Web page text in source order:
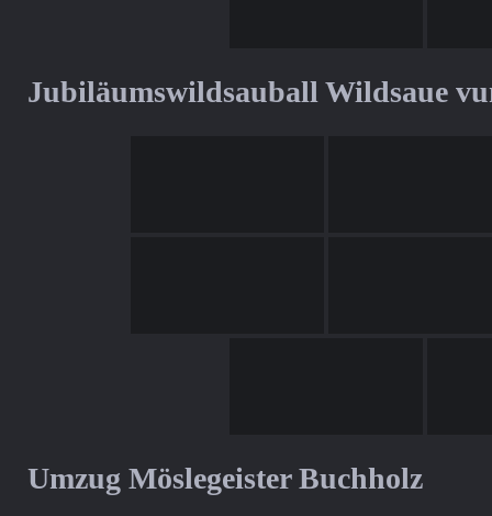
Jubiläumswildsauball Wildsaue
Umzug Möslegeister Buchholz